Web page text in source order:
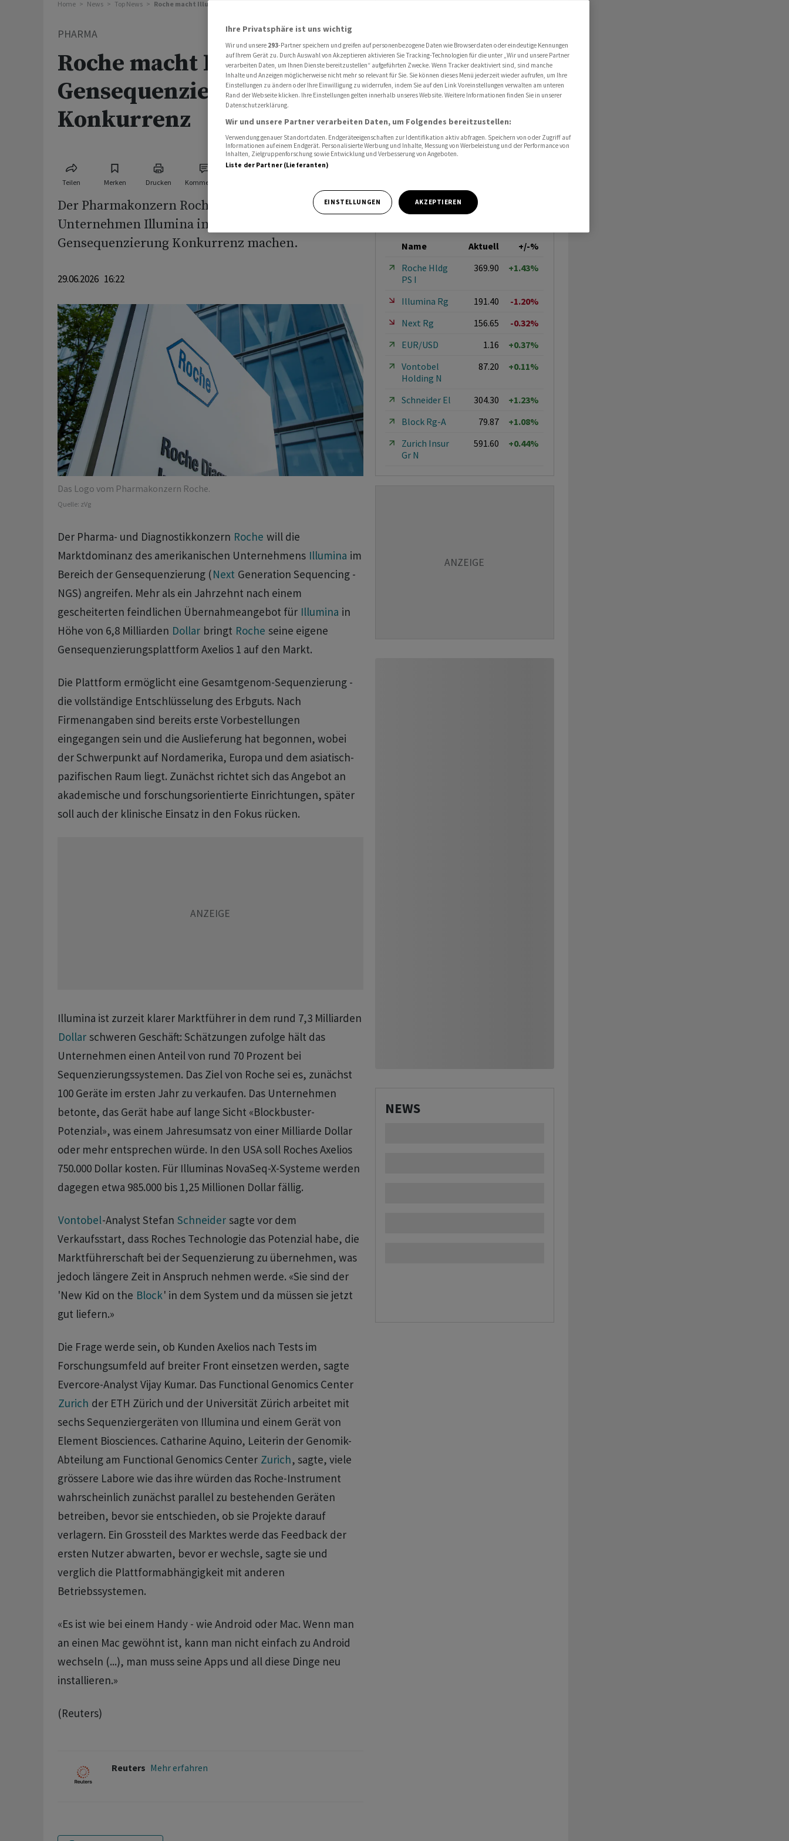
Home News Top News Roche macht Illumina bei Gensequenzierung Konkurrenz
PHARMA
Roche macht Illumina bei
Gensequenzierung
Konkurrenz
Teilen Merken Drucken Kommentare
Der Pharmakonzern Roche will dem US-
Unternehmen Illumina im Bereich der
Gensequenzierung Konkurrenz machen.
29.06.2026 16:22
Das Logo vom Pharmakonzern Roche.
Quelle: zVg
Der Pharma- und Diagnostikkonzern Roche will die
Marktdominanz des amerikanischen Unternehmens Illumina im
Bereich der Gensequenzierung (Next Generation Sequencing -
NGS) angreifen. Mehr als ein Jahrzehnt nach einem
gescheiterten ‌feindlichen Übernahmeangebot für ⁠ Illumina in
Höhe von 6,8 Milliarden Dollar bringt Roche seine eigene
Gensequenzierungsplattform Axelios 1 auf den ⁠Markt.
Die Plattform ermöglicht eine Gesamtgenom-Sequenzierung -
die vollständige Entschlüsselung des Erbguts. Nach
Firmenangaben sind bereits erste Vorbestellungen
eingegangen sein und die Auslieferung ‌hat begonnen, wobei
der Schwerpunkt auf Nordamerika, Europa und dem asiatisch-
pazifischen ‌Raum liegt. Zunächst richtet sich das Angebot an ​
akademische und forschungsorientierte Einrichtungen, später
soll auch der klinische Einsatz in den Fokus rücken.
Illumina ist zurzeit klarer Marktführer in dem rund 7,3 Milliarden
Dollar schweren Geschäft: Schätzungen zufolge hält das
Unternehmen einen Anteil von rund 70 Prozent bei
Sequenzierungssystemen. Das Ziel von Roche sei es, zunächst
100 Geräte im ersten ‌Jahr zu verkaufen. Das Unternehmen
betonte, das Gerät habe auf lange Sicht «Blockbuster-
Potenzial», was einem Jahresumsatz von einer Milliarde Dollar
oder mehr entsprechen würde. In den USA soll Roches Axelios
750.000 Dollar kosten. Für Illuminas ​NovaSeq-X-Systeme werden
dagegen etwa 985.000 bis 1,25 Millionen Dollar fällig.
Vontobel-Analyst Stefan Schneider ​sagte vor dem
Verkaufsstart, dass Roches Technologie das Potenzial ​habe, die
Marktführerschaft bei der Sequenzierung zu übernehmen, was
jedoch längere Zeit in Anspruch nehmen werde. «Sie sind der
'New Kid on the ‌ Block' in dem System und da müssen sie jetzt
gut liefern.»
Die Frage werde sein, ob Kunden Axelios nach Tests im
Forschungsumfeld auf breiter Front einsetzen werden, sagte
Evercore-Analyst Vijay Kumar. Das Functional Genomics Center
Zurich ​der ​ETH Zürich und der Universität Zürich arbeitet ⁠mit
sechs Sequenziergeräten von Illumina und einem Gerät von
Element Biosciences. ​Catharine Aquino, Leiterin der ⁠Genomik-
Abteilung am Functional Genomics Center Zurich, sagte, viele
grössere Labore wie das ihre würden das Roche-Instrument
wahrscheinlich ‌zunächst parallel zu bestehenden Geräten
betreiben, bevor sie entschieden, ob sie Projekte darauf
verlagern. Ein Grossteil des Marktes werde das Feedback der
ersten Nutzer abwarten, bevor er wechsle, sagte ‌sie und
verglich die Plattformabhängigkeit mit anderen
Betriebssystemen.
«Es ist wie bei ​einem Handy - wie Android oder Mac. Wenn man
an einen Mac gewöhnt ist, kann man nicht einfach zu Android
wechseln (...), man muss seine Apps und all diese Dinge neu
installieren.»
(Reuters)
Reuters Mehr erfahren
Name Aktuell
+/-%
Roche Hldg
PS I
369.90 +1.43%
Illumina Rg 191.40
-1.20%
Next Rg
156.65
-0.32%
EUR/USD
1.16
+0.37%
Vontobel
Holding N
87.20 +0.11%
Schneider El 304.30
+1.23%
Block Rg-A
79.87
+1.08%
Zurich Insur
Gr N
591.60 +0.44%
NEWS
Ihre Privatsphäre ist uns wichtig
Wir und unsere 293-Partner speichern und greifen auf personenbezogene Daten wie Browserdaten oder eindeutige Kennungen
auf Ihrem Gerät zu. Durch Auswahl von Akzeptieren aktivieren Sie Tracking-Technologien für die unter „Wir und unsere Partner
verarbeiten Daten, um Ihnen Dienste bereitzustellen“ aufgeführten Zwecke. Wenn Tracker deaktiviert sind, sind manche
Inhalte und Anzeigen möglicherweise nicht mehr so relevant für Sie. Sie können dieses Menü jederzeit wieder aufrufen, um Ihre
Einstellungen zu ändern oder Ihre Einwilligung zu widerrufen, indem Sie auf den Link Voreinstellungen verwalten am unteren
Rand der Webseite klicken. Ihre Einstellungen gelten innerhalb unseres Website. Weitere Informationen finden Sie in unserer
Datenschutzerklärung.
Wir und unsere Partner verarbeiten Daten, um Folgendes bereitzustellen:
Verwendung genauer Standortdaten. Endgeräteeigenschaften zur Identifikation aktiv abfragen. Speichern von oder Zugriff auf
Informationen auf einem Endgerät. Personalisierte Werbung und Inhalte, Messung von Werbeleistung und der Performance von
Inhalten, Zielgruppenforschung sowie Entwicklung und Verbesserung von Angeboten.
Liste der Partner (Lieferanten)
EINSTELLUNGEN AKZEPTIEREN